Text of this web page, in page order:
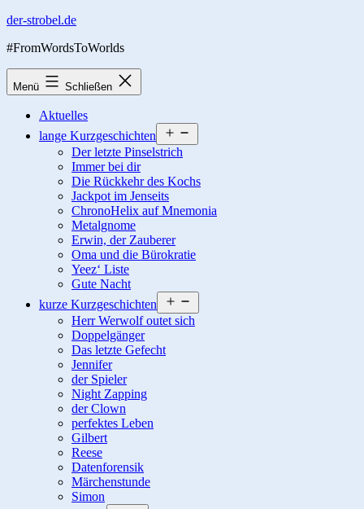
Zum
springen
der-strobel.de
#FromWordsToWorlds
Menü Schließen
Aktuelles
lange Kurzgeschichten
öffnen
Der letzte Pinselstrich
Immer bei dir
Die Rückkehr des Kochs
Jackpot im Jenseits
ChronoHelix auf Mnemonia
Metalgnome
Erwin, der Zauberer
Oma und die Bürokratie
Yeez‘ Liste
Gute Nacht
kurze Kurzgeschichten
öffnen
Herr Werwolf outet sich
Doppelgänger
Das letzte Gefecht
Jennifer
der Spieler
Night Zapping
der Clown
perfektes Leben
Gilbert
Reese
Datenforensik
Märchenstunde
Simon